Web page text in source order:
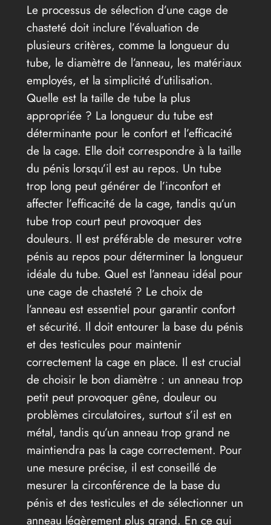
Le processus de sélection d’une cage de
chasteté doit inclure l’évaluation de
plusieurs critères, comme la longueur du
tube, le diamètre de l’anneau, les matériaux
employés, et la simplicité d’utilisation.
Quelle est la taille de tube la plus
appropriée ? La longueur du tube est
déterminante pour le confort et l’efficacité
de la cage. Elle doit correspondre à la taille
du pénis lorsqu’il est au repos. Un tube
trop long peut générer de l’inconfort et
affecter l’efficacité de la cage, tandis qu’un
tube trop court peut provoquer des
douleurs. Il est préférable de mesurer votre
pénis au repos pour déterminer la longueur
idéale du tube. Quel est l’anneau idéal pour
une cage de chasteté ? Le choix de
l’anneau est essentiel pour garantir confort
et sécurité. Il doit entourer la base du pénis
et des testicules pour maintenir
correctement la cage en place. Il est crucial
de choisir le bon diamètre : un anneau trop
petit peut provoquer gêne, douleur ou
problèmes circulatoires, surtout s’il est en
métal, tandis qu’un anneau trop grand ne
maintiendra pas la cage correctement. Pour
une mesure précise, il est conseillé de
mesurer la circonférence de la base du
pénis et des testicules et de sélectionner un
anneau légèrement plus grand. En ce qui